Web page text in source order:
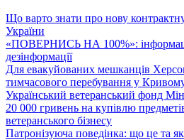
час
після
завершення
воєнного
стану:
пам’ятка
для
ВПО
Що варто знати про нову
України
«ПОВЕРНИСЬ НА 100%»:
дезінформації
Для евакуйованих мешканців
тимчасового перебування у
Український ветеранський фонд
20 000 гривень на купівлю
ветеранського бізнесу
Патронізуюча поведінка: що це та